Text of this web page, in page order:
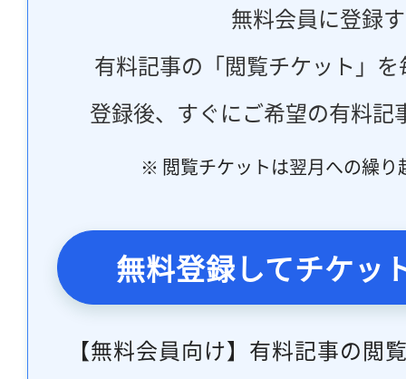
無料会員に登録
有料記事の「閲覧チケット」
登録後、すぐにご希望の有料記
※ 閲覧チケットは翌月への繰り
無料登録してチケッ
【無料会員向け】有料記事の閲